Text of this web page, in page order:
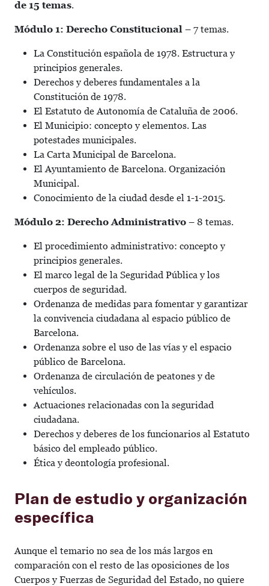
de 15 temas.
Módulo 1: Derecho Constitucional – 7 temas.
La Constitución española de 1978. Estructura y
principios generales.
Derechos y deberes fundamentales a la
Constitución de 1978.
El Estatuto de Autonomía de Cataluña de 2006.
El Municipio: concepto y elementos. Las
potestades municipales.
La Carta Municipal de Barcelona.
El Ayuntamiento de Barcelona. Organización
Municipal.
Conocimiento de la ciudad desde el 1-1-2015.
Módulo 2: Derecho Administrativo – 8 temas.
El procedimiento administrativo: concepto y
principios generales.
El marco legal de la Seguridad Pública y los
cuerpos de seguridad.
Ordenanza de medidas para fomentar y garantizar
la convivencia ciudadana al espacio público de
Barcelona.
Ordenanza sobre el uso de las vías y el espacio
público de Barcelona.
Ordenanza de circulación de peatones y de
vehículos.
Actuaciones relacionadas con la seguridad
ciudadana.
Derechos y deberes de los funcionarios al Estatuto
básico del empleado público.
Ética y deontología profesional.
Plan de estudio y organización
específica
Aunque el temario no sea de los más largos en
comparación con el resto de las oposiciones de los
Cuerpos y Fuerzas de Seguridad del Estado, no quiere